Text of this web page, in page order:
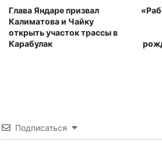
Глава Яндаре призвал
Калиматова и Чайку
открыть участок трассы в
Карабулак
Подписаться